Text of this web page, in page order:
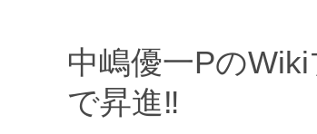
中嶋優一Pの
で昇進‼︎